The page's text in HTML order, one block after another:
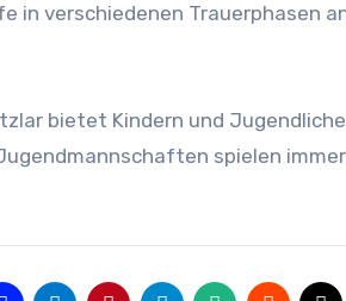
in verschiedenen Trauerphasen
bietet Kindern und
spielen